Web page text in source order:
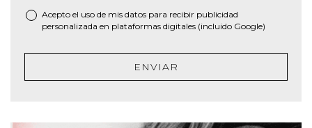
Acepto el uso de mis datos para recibir publicidad
personalizada en plataformas digitales (incluido Google)
ENVIAR